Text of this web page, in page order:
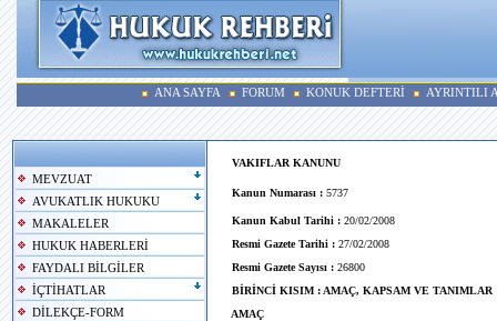
ANA SAYFA FORUM KONUK DEFTERİ AYRINTILI
MEVZUAT
AVUKATLIK HUKUKU
MAKALELER
HUKUK HABERLERİ
FAYDALI BİLGİLER
İÇTİHATLAR
DİLEKÇE-FORM
VAKIFLAR KANUNU
Kanun Numarası : 5737
Kanun Kabul Tarihi : 20/02/2008
Resmi Gazete Tarihi : 27/02/2008
Resmi Gazete Sayısı : 26800
BİRİNCİ KISIM : AMAÇ, KAPSAM VE TANIMLAR
AMAÇ